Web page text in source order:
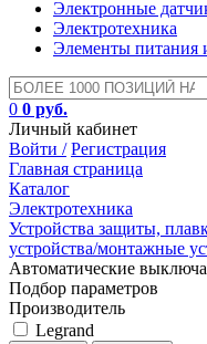
Электронные
Электротехника
Элементы питания
0 0 руб.
Личный кабинет
Войти / Регистрация
Главная страница
Каталог
Электротехника
Устройства защиты,
устройства/монтажные
Автоматические
Подбор параметров
Производитель
Legrand